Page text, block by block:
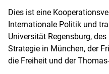
Dies ist eine
Internationale Politik und
Universität Regensburg,
Strategie in München, der
die Freiheit und der